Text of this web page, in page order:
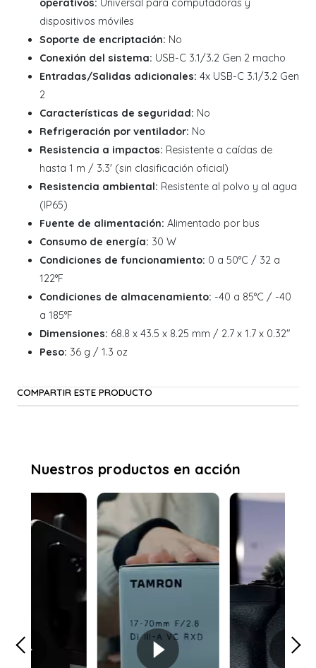
operativos: Universal para computadoras y
dispositivos móviles
Soporte de encriptación: No
Conexión del sistema: USB-C 3.1/3.2 Gen 2 macho
Entradas/Salidas adicionales: 4x USB-C 3.1/3.2 Gen
2
Características de seguridad: No
Refrigeración por ventilador: No
Resistencia a impactos: Resistente a caídas de
hasta 1 m / 3.3' (sin clasificación oficial)
Resistencia ambiental: Resistente al polvo y al agua
(IP65)
Fuente de alimentación: Alimentado por bus
Consumo de energía: 30 W
Condiciones de funcionamiento: 0 a 50°C / 32 a
122°F
Condiciones de almacenamiento: -40 a 85°C / -40
a 185°F
Dimensiones: 68.8 x 43.5 x 8.25 mm / 2.7 x 1.7 x 0.32"
Peso: 36 g / 1.3 oz
COMPARTIR ESTE PRODUCTO